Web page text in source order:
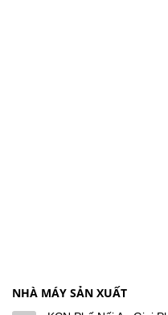
NHÀ MÁY SẢN XUẤT